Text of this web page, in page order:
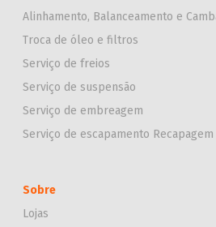
Alinhamento, Balanceamento e
Troca de óleo e filtros
Serviço de freios
Serviço de suspensão
Serviço de embreagem
Serviço de escapamento
Sobre
Lojas